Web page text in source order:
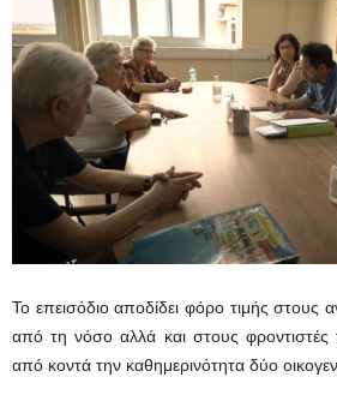
Το επεισόδιο αποδίδει φόρο τιμής
από τη νόσο αλλά και στους
από κοντά την καθημερινότητα δύο